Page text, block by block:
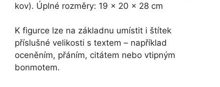
kov). Úplné rozměry: 19 x 20 x 28 cm
K figurce lze na základnu umístit i štítek
příslušné velikosti s textem – například
oceněním, přáním, citátem nebo vtipným
bonmotem.